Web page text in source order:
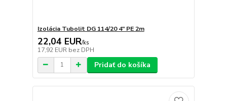
Izolácia Tubolit DG 114/20 4" PE 2m
22,04 EUR/ks
17,92 EUR bez DPH
Pridať do košíka